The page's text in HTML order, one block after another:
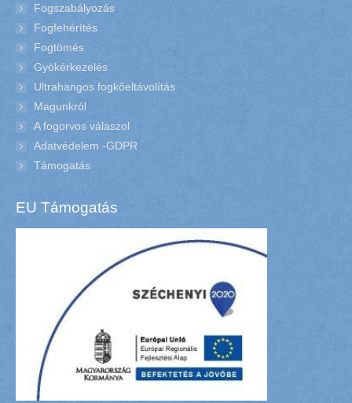
Fogszabályozás
Fogfehérítés
Fogtömés
Gyökérkezelés
Ultrahangos fogkőeltávolítás
Magunkról
A fogorvos válaszol
Adatvédelem -GDPR
Támogatás
EU Támogatás